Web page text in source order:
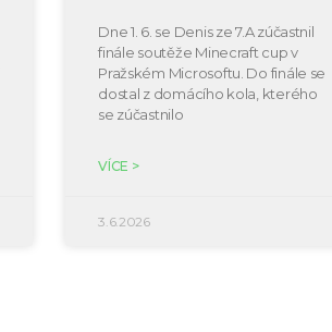
Dne 1. 6. se Denis ze 7.A zúčastnil
finále soutěže Minecraft cup v
Pražském Microsoftu. Do finále se
dostal z domácího kola, kterého
se zúčastnilo
VÍCE >
3.6.2026